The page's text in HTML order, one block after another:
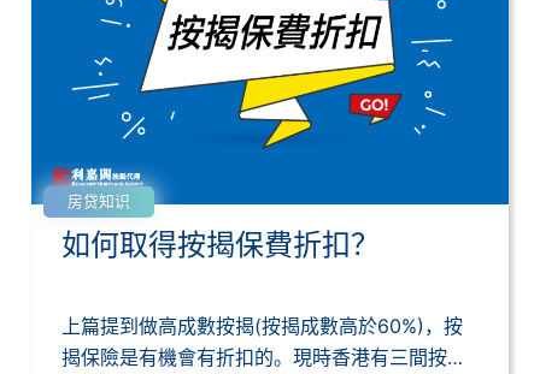
房贷知识
如何取得按揭保費折扣？
上篇提到做高成數按揭(按揭成數高於60%)，按
揭保險是有機會有折扣的。現時香港有三間按揭